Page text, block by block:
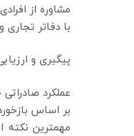
مشاوره از
با دفاتر
پیگیری و
عملکرد
بر اساس
مهمترین نکته